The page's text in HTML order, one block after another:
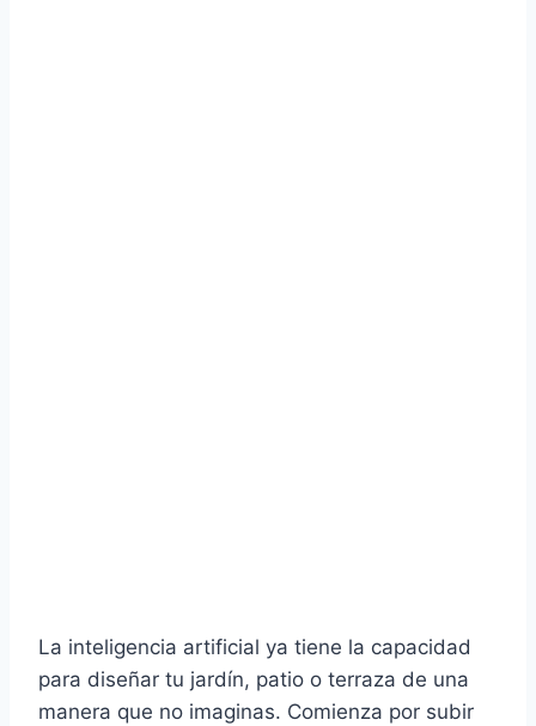
La inteligencia artificial ya tiene la capacidad
para diseñar tu jardín, patio o terraza de una
manera que no imaginas. Comienza por subir